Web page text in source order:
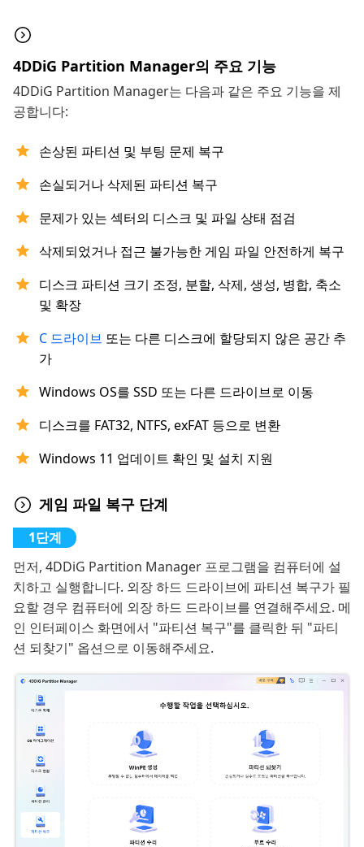
4DDiG Partition Manager의 주요 기능
4DDiG Partition Manager는 다음과 같은 주요 기능을 제
공합니다:
손상된 파티션 및 부팅 문제 복구
손실되거나 삭제된 파티션 복구
문제가 있는 섹터의 디스크 및 파일 상태 점검
삭제되었거나 접근 불가능한 게임 파일 안전하게 복구
디스크 파티션 크기 조정, 분할, 삭제, 생성, 병합, 축소
및 확장
C 드라이브 또는 다른 디스크에 할당되지 않은 공간 추
가
Windows OS를 SSD 또는 다른 드라이브로 이동
디스크를 FAT32, NTFS, exFAT 등으로 변환
Windows 11 업데이트 확인 및 설치 지원
게임 파일 복구 단계
먼저, 4DDiG Partition Manager 프로그램을 컴퓨터에 설
치하고 실행합니다. 외장 하드 드라이브에 파티션 복구가 필
요할 경우 컴퓨터에 외장 하드 드라이브를 연결해주세요. 메
인 인터페이스 화면에서 "파티션 복구"를 클릭한 뒤 "파티
션 되찾기" 옵션으로 이동해주세요.